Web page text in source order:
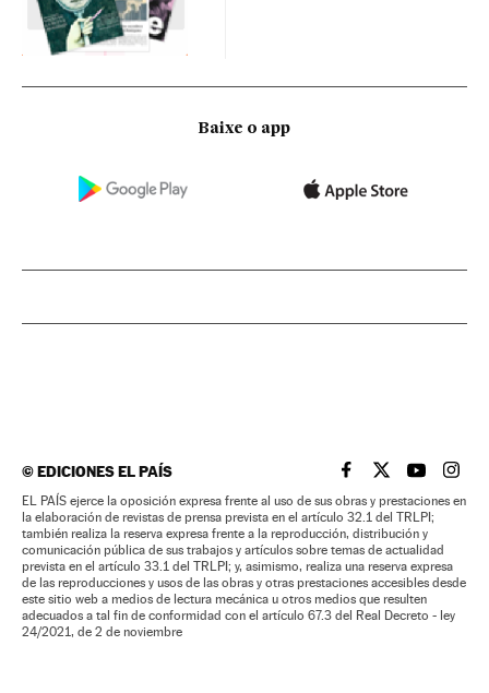
Baixe o app
©EDICIONES EL PAÍS EL PAÍS BRASIL EN
EL PAÍSEL PAÍS
EL
EL PAÍS ejerce la oposición expresa frente al uso de sus obras y prestaciones en
la elaboración de revistas de prensa prevista en el artículo 32.1 del TRLPI;
también realiza la reserva expresa frente a la reproducción, distribución y
comunicación pública de sus trabajos y artículos sobre temas de actualidad
prevista en el artículo 33.1 del TRLPI; y, asimismo, realiza una reserva expresa
de las reproducciones y usos de las obras y otras prestaciones accesibles desde
este sitio web a medios de lectura mecánica u otros medios que resulten
adecuados a tal fin de conformidad con el artículo 67.3 del Real Decreto - ley
24/2021, de 2 de noviembre